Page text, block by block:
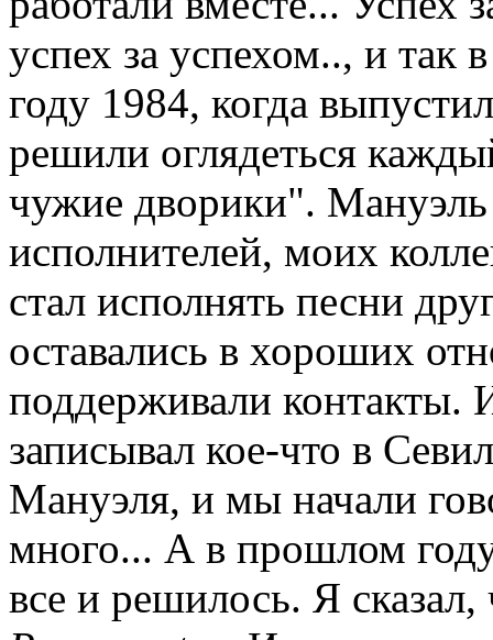
успех за успехом.., и так
году 1984, когда
решили оглядеться
чужие дворики". Мануэль
исполнителей, моих
стал исполнять песни
оставались в хороших
поддерживали контакты.
записывал кое-что в
Мануэля, и мы начали
много... А в прошлом
все и решилось. Я